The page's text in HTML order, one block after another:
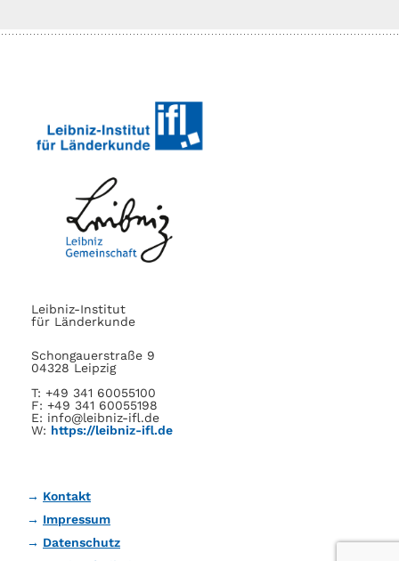
Leibniz-Institut
für Länderkunde
Schongauerstraße 9
04328 Leipzig
T: +49 341 60055100
F: +49 341 60055198
E: info@leibniz-ifl.de
W: https://leibniz-ifl.de
Kontakt
Impressum
Datenschutz